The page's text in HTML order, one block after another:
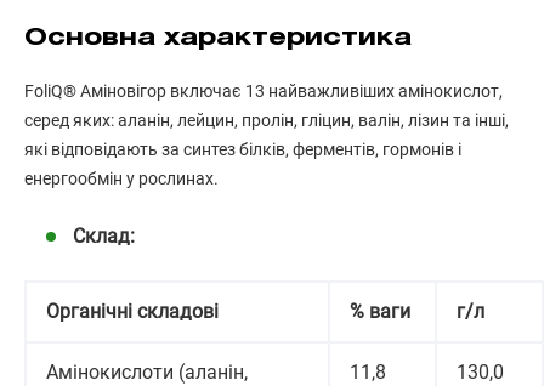
Основна характеристика
FoliQ® Аміновігор включає 13 найважливіших амінокислот,
серед яких: аланін, лейцин, пролін, гліцин, валін, лізин та інші,
які відповідають за синтез білків, ферментів, гормонів і
енергообмін у рослинах.
Склад:
Органічні складові % ваги г/л
Амінокислоти (аланін, 11,8 130,0